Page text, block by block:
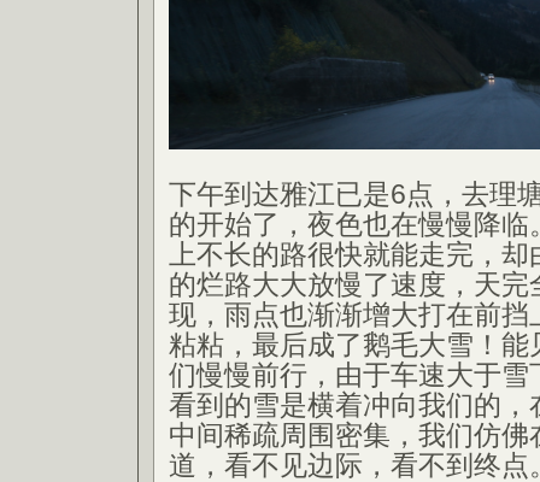
下午到达雅江已是6点，去理
的开始了，夜色也在慢慢降
上不长的路很快就能走完，
的烂路大大放慢了速度，天
现，雨点也渐渐增大打在前挡
粘粘，最后成了鹅毛大雪！
们慢慢前行，由于车速大于雪
看到的雪是横着冲向我们的，
中间稀疏周围密集，我们仿
道，看不见边际，看不到终点